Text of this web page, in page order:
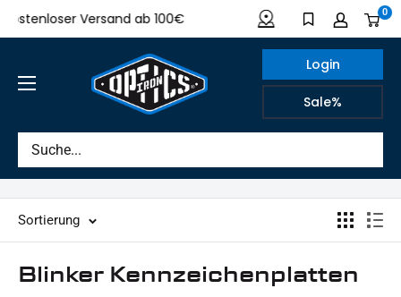
Direkt
zum
Versand ab 100€ Made in Germany 0
IRON
Login
Sale%
Sortierung
Blinker Kennzeichenplatten